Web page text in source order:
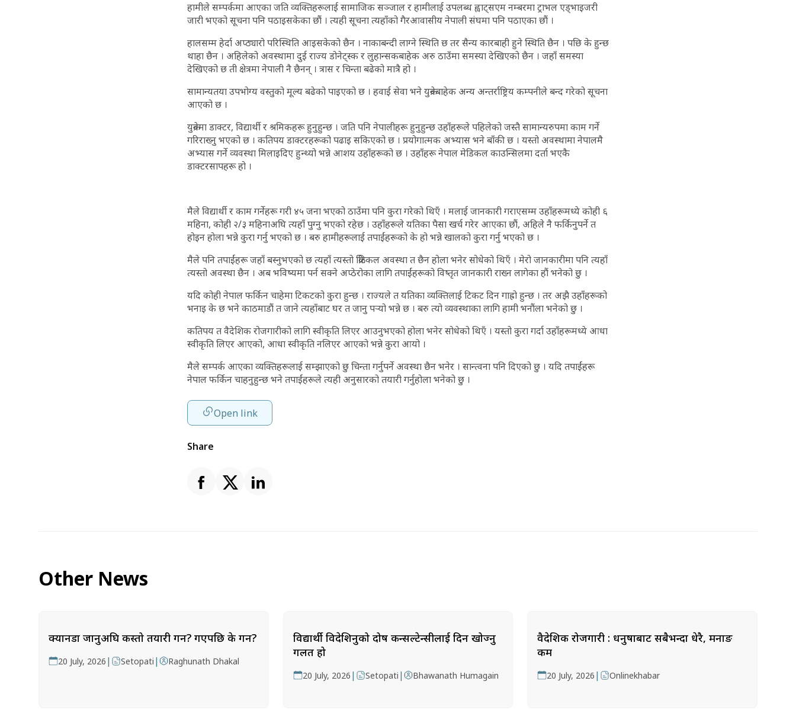
हामीले सम्पर्कमा आएका जति व्यक्तिहरूलाई सामाजिक सञ्जाल र हामीलाई उपलब्ध ह्वाट्सएम नम्बरमा ट्राभल एड्भाइजरी
जारी भएको सूचना पनि पठाइसकेका छौं । त्यही सूचना त्यहाँको गैरआवासीय नेपाली संघमा पनि पठाएका छौं ।
हालसम्म हेर्दा अप्ठ्यारो परिस्थिति आइसकेको छैन । नाकाबन्दी लाग्ने स्थिति छ तर सैन्य कारबाही हुने स्थिति छैन । पछि के हुन्छ
थाहा छैन । अहिलेको अवस्थामा दुई राज्य डोनेट्स्क र लुहान्सकबाहेक अरु ठाउँमा समस्या देखिएको छैन । जहाँ समस्या
देखिएको छ ती क्षेत्रमा नेपाली नै छैनन् । त्रास र चिन्ता बढेको मात्रै हो ।
सामान्यतया उपभोग्य वस्तुको मूल्य बढेको पाइएको छ । हवाई सेवा भने युक्रेनबाहेक अन्य अन्तर्राष्ट्रिय कम्पनीले बन्द गरेको सूचना
आएको छ ।
युक्रेनमा डाक्टर, विद्यार्थी र श्रमिकहरू हुनुहुन्छ । जति पनि नेपालीहरू हुनुहुन्छ उहाँहरूले पहिलेको जस्तै सामान्यरुपमा काम गर्ने
गरिराख्नु भएको छ । कतिपय डाक्टरहरूको पढाइ सकिएको छ । प्रयोगात्मक अभ्यास भने बाँकी छ । यस्तो अवस्थामा नेपालमै
अभ्यास गर्ने व्यवस्था मिलाइदिए हुन्थ्यो भन्ने आशय उहाँहरूको छ । उहाँहरू नेपाल मेडिकल काउन्सिलमा दर्ता भएकै
डाक्टरसापहरू हो ।
मैले विद्यार्थी र काम गर्नेहरू गरी ४५ जना भएको ठाउँमा पनि कुरा गरेको थिएँ । मलाई जानकारी गराएसम्म उहाँहरूमध्ये कोही ६
महिना, कोही २/३ महिनाअघि त्यहाँ पुग्नु भएको रहेछ । उहाँहरूले यतिका पैसा खर्च गरेर आएका छौं, अहिले नै फर्किनुपर्ने त
होइन होला भन्ने कुरा गर्नु भएको छ । बरु हामीहरूलाई तपाईंहरूको के हो भन्ने खालको कुरा गर्नु भएको छ ।
मैले पनि तपाईंहरू जहाँ बस्नुभएको छ त्यहाँ त्यस्तो क्रिटिकल अवस्था त छैन होला भनेर सोधेको थिएँ । मेरो जानकारीमा पनि त्यहाँ
त्यस्तो अवस्था छैन । अब भविष्यमा पर्न सक्ने अप्ठेरोका लागि तपाईंहरूको विष्तृत जानकारी राख्न लागेका हौं भनेको छु ।
यदि कोही नेपाल फर्किन चाहेमा टिकटको कुरा हुन्छ । राज्यले त यतिका व्यक्तिलाई टिकट दिन गाह्रो हुन्छ । तर अझै उहाँहरूको
भनाइ के छ भने काठमाडौं त जाने त्यहाँबाट घर त जानु पर्‍यो भन्ने छ । बरु त्यो व्यवस्थाका लागि हामी भनौंला भनेको छु ।
कतिपय त वैदेशिक रोजगारीको लागि स्वीकृति लिएर आउनुभएको होला भनेर सोधेको थिएँ । यस्तो कुरा गर्दा उहाँहरूमध्ये आधा
स्वीकृति लिएर आएको, आधा स्वीकृति नलिएर आएको भन्ने कुरा आयो ।
मैले सम्पर्क आएका व्यक्तिहरूलाई सम्झाएको छु चिन्ता गर्नुपर्ने अवस्था छैन भनेर । सान्त्वना पनि दिएको छु । यदि तपाईंहरू
नेपाल फर्किन चाहनुहुन्छ भने तपाईंहरूले त्यही अनुसारको तयारी गर्नुहोला भनेको छु ।
Open link
Share
Other News
क्यानडा जानुअघि कस्तो तयारी गर्ने? गएपछि के गर्ने?
20 July, 2026 | Setopati | Raghunath Dhakal
विद्यार्थी विदेशिनुको दोष कन्सल्टेन्सीलाई दिन खोज्नु
गलत हो
20 July, 2026 | Setopati | Bhawanath Humagain
वैदेशिक रोजगारी : धनुषाबाट सबैभन्दा धेरै, मनाङ
कम
20 July, 2026 | Onlinekhabar